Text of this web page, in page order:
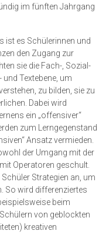
im fünften Jahrgang
ist es Schülerinnen und
den Zugang zur
sie die Fach-, Sozial-
Textebene, um
zu bilden, sie zu
Dabei wird
ein „offensiver“
zum Lerngegenstand
Ansatz vermieden.
der Umgang mit der
Operatoren geschult.
Strategien an, um
So wird differenziertes
beim
von geblockten
kreativen